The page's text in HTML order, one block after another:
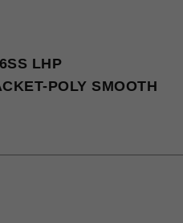
LHP
POLY SMOOTH